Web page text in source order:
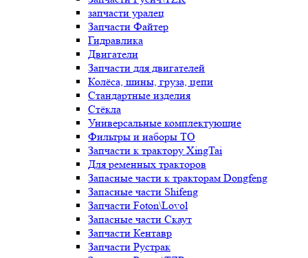
запчасти уралец
Запчасти Файтер
Гидравлика
Двигатели
Запчасти для двигателей
Колёса, шины, груза, цепи
Стандартные изделия
Стёкла
Универсальные комплектующие
Фильтры и наборы ТО
Запчасти к трактору XingTai
Для ременных тракторов
Запасные части к тракторам Dongfeng
Запасные части Shifeng
Запчасти Foton\Lovol
Запасные части Скаут
Запчасти Кентавр
Запчасти Рустрак